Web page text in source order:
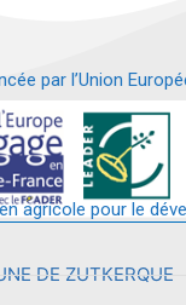
par l’Union
d’un bâtiment en
agricole pour le
DE ZUTKERQUE